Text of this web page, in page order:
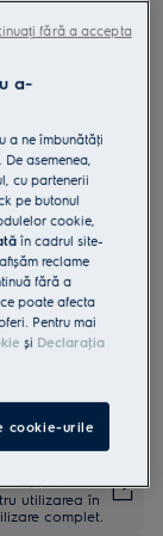
cu
l litri
despre produs
mai bune la
la 250°C.
în
utilizarea în
complet.
a-
a ne îmbunătăţi
asemenea,
cu partenerii
pe butonul
cookie,
în cadrul site-
reclame
fără a
poate afecta
Pentru mai
și Declaraţia
cookie-urile
fără a accepta